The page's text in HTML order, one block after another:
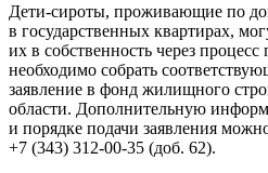
Дети-сироты, проживающие по
в государственных квартирах,
их в собственность через
необходимо собрать
заявление в фонд жилищного
области. Дополнительную
и порядке подачи заявления
+7 (343) 312-00-35 (доб. 62).